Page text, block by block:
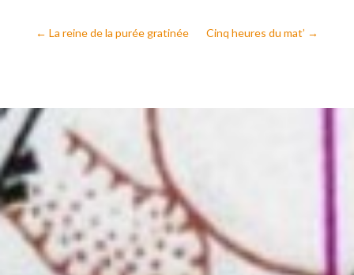
← La reine de la purée gratinée Cinq heures du mat’ →